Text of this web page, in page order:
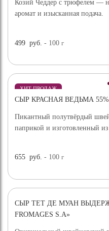
Козий Чеддер с трюфелем —
аромат и изысканная подача.
499 руб. - 100г
ХИТ ПРОДАЖ
СЫР КРАСНАЯ ВЕДЬМА 55%
Пикантный полутвёрдый
паприкой и изготовленный
655 руб. - 100г
СЫР ТЕТ ДЕ МУАН
FROMAGES S.A»